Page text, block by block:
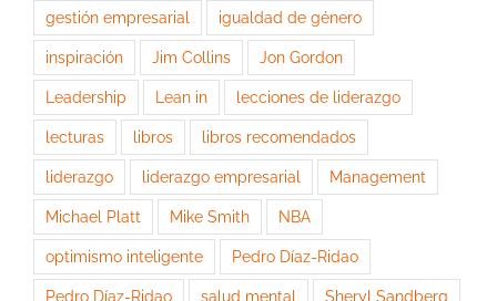
gestión empresarial igualdad de género
inspiración Jim Collins Jon Gordon
Leadership Lean in lecciones de liderazgo
lecturas libros libros recomendados
liderazgo liderazgo empresarial Management
Michael Platt Mike Smith NBA
optimismo inteligente Pedro Díaz-Ridao
Pedro Díaz-Ridao salud mental Sheryl Sandberg